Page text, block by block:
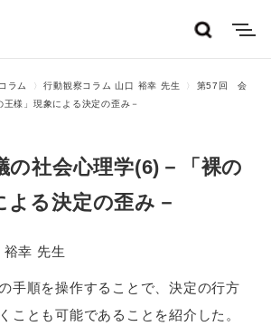
ラム 行動観察コラム 山口 裕幸 先生
第57回 会
様」現象による決定の歪み－
社会心理学(6)－「裸の
よる決定の歪み－
裕幸 先生
手順を操作することで、決定の行方
ことも可能であることを紹介した。